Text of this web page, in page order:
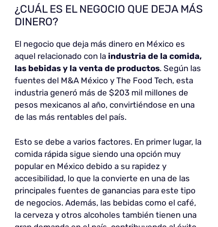
¿CUÁL ES EL NEGOCIO QUE DEJA MÁS
DINERO?
El negocio que deja más dinero en México es
aquel relacionado con la industria de la comida,
las bebidas y la venta de productos. Según las
fuentes del M&A México y The Food Tech, esta
industria generó más de $203 mil millones de
pesos mexicanos al año, convirtiéndose en una
de las más rentables del país.
Esto se debe a varios factores. En primer lugar, la
comida rápida sigue siendo una opción muy
popular en México debido a su rapidez y
accesibilidad, lo que la convierte en una de las
principales fuentes de ganancias para este tipo
de negocios. Además, las bebidas como el café,
la cerveza y otros alcoholes también tienen una